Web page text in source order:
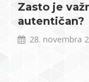
Zasto je
autentičan?
28. novembra